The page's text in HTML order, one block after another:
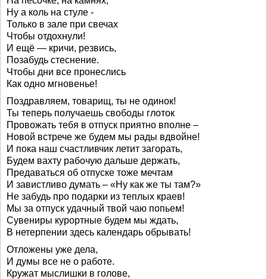
Ну а коль на стуле -
Только в зале при свечах
Чтобы отдохнули!
И ещё — кричи, резвись,
Позабудь стеснение.
Чтобы дни все пронеслись
Как одно мгновенье!
Поздравляем, товарищ, ты не одинок!
Ты теперь получаешь свободы глоток
Провожать тебя в отпуск приятно вполне –
Новой встрече же будем мы рады вдвойне!
И пока наш счастливчик летит загорать,
Будем вахту рабочую дальше держать,
Предаваться об отпуске тоже мечтам
И завистливо думать – «Ну как же ты там?»
Не забудь про подарки из теплых краев!
Мы за отпуск удачный твой чаю попьем!
Сувениры курортные будем мы ждать,
В нетерпении здесь календарь обрывать!
Отложены уже дела,
И думы все не о работе.
Кружат мыслишки в голове,